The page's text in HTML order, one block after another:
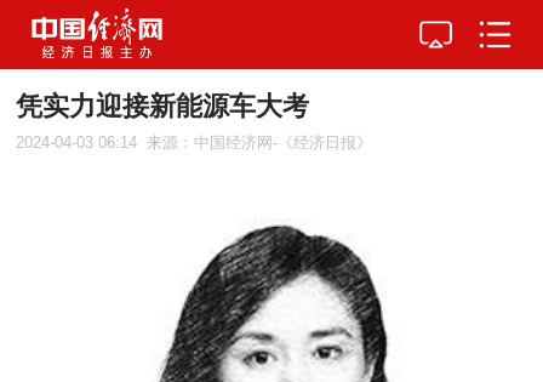
凭实力迎接新能源车大考
2024-04-03 06:14 来源：中国经济网-《经济日报》